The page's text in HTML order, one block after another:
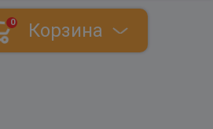
0 Корзина